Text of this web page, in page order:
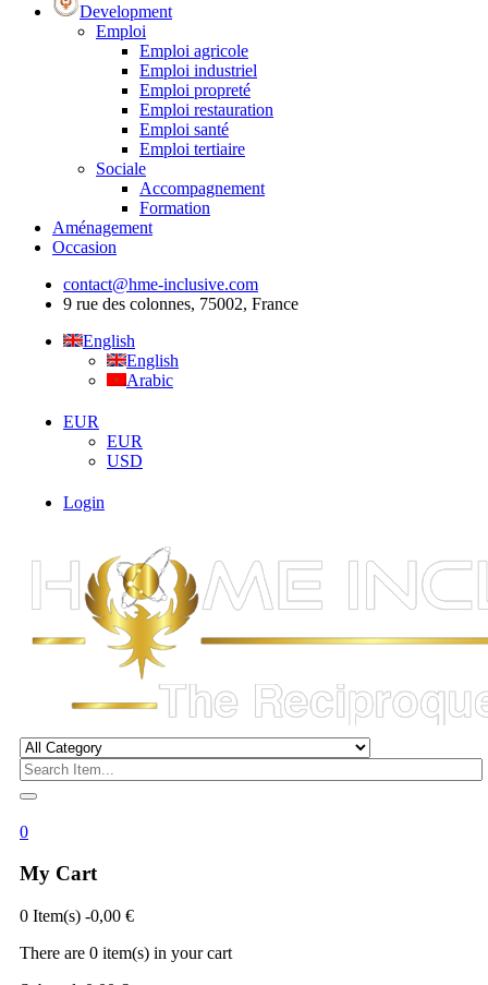
Development
Emploi
Emploi agricole
Emploi industriel
Emploi propreté
Emploi restauration
Emploi santé
Emploi tertiaire
Sociale
Accompagnement
Formation
Aménagement
Occasion
contact@hme-inclusive.com
9 rue des colonnes, 75002, France
English
English
Arabic
EUR
EUR
USD
Login
0
My Cart
0 Item(s) -0,00 €
There are 0 item(s) in your cart